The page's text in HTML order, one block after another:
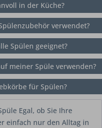
in der Küche?
verwendet?
Spülen geeignet?
meiner Spüle verwenden?
für Spülen?
Egal, ob Sie Ihre
einfach nur den Alltag in